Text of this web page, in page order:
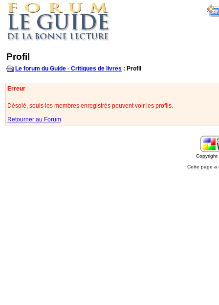
Profil
Le forum du Guide - Critiques de livres : Profil
Erreur
Désolé, seuls les membres enregistrés peuvent voir les profils.
Retourner au Forum
Cette page a